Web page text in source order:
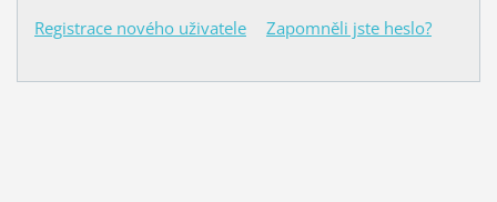
Registrace nového uživatele Zapomněli jste heslo?